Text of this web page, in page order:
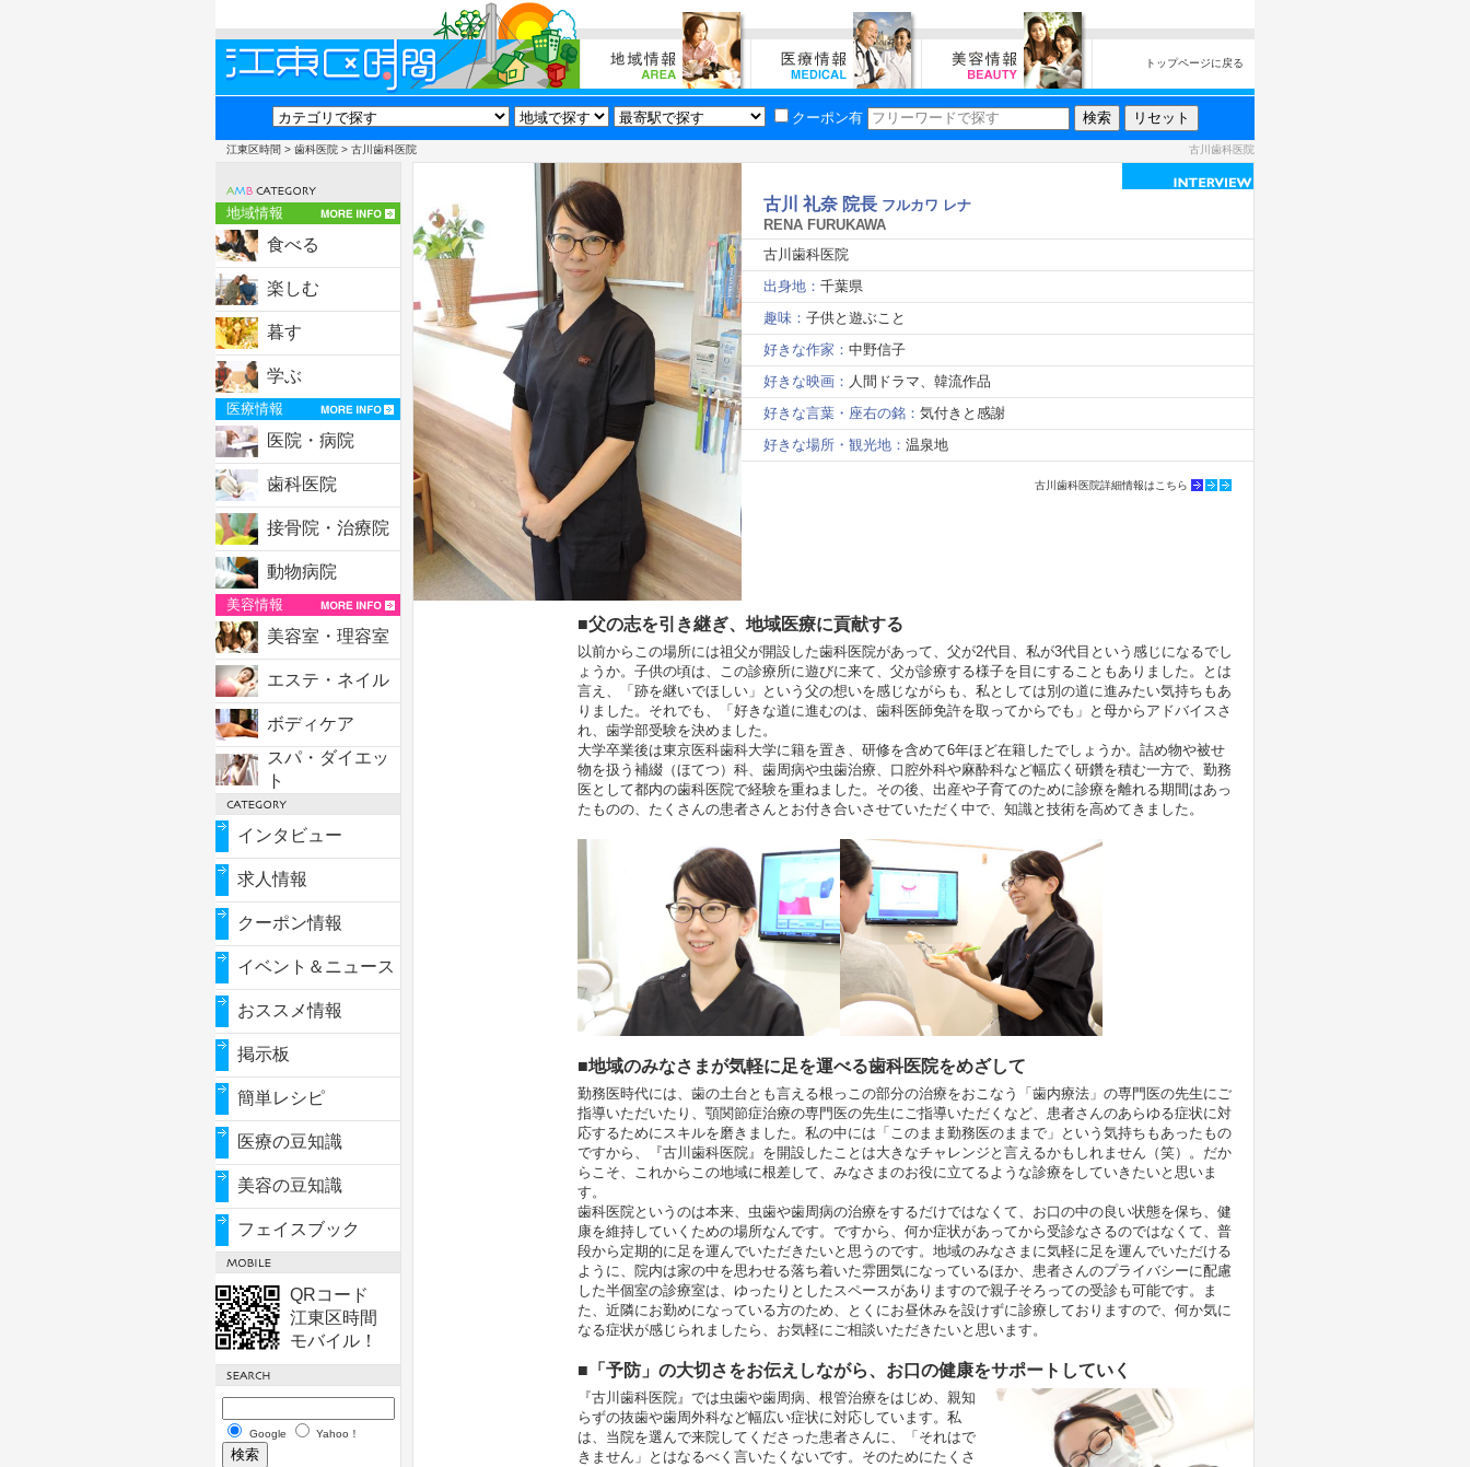
トップページに戻る
クーポン有
江東区時間 > 歯科医院 > 古川歯科医院 古川歯科医院
地域情報
食べる
楽しむ
暮す
学ぶ
医療情報
医院・病院
歯科医院
接骨院・治療院
動物病院
美容情報
美容室・理容室
エステ・ネイル
ボディケア
スパ・ダイエッ
ト
インタビュー
求人情報
クーポン情報
イベント＆ニュース
おススメ情報
掲示板
簡単レシピ
医療の豆知識
美容の豆知識
フェイスブック
QRコード
江東区時間
モバイル！
Google Yahoo！
古川 礼奈 院長 フルカワ レナ
RENA FURUKAWA
古川歯科医院
出身地： 千葉県
趣味： 子供と遊ぶこと
好きな作家： 中野信子
好きな映画： 人間ドラマ、韓流作品
好きな言葉・座右の銘： 気付きと感謝
好きな場所・観光地： 温泉地
古川歯科医院詳細情報はこちら
■父の志を引き継ぎ、地域医療に貢献する
以前からこの場所には祖父が開設した歯科医院があって、父が2代目、私が3代目という感じになるでし
ょうか。子供の頃は、この診療所に遊びに来て、父が診療する様子を目にすることもありました。とは
言え、「跡を継いでほしい」という父の想いを感じながらも、私としては別の道に進みたい気持ちもあ
りました。それでも、「好きな道に進むのは、歯科医師免許を取ってからでも」と母からアドバイスさ
れ、歯学部受験を決めました。
大学卒業後は東京医科歯科大学に籍を置き、研修を含めて6年ほど在籍したでしょうか。詰め物や被せ
物を扱う補綴（ほてつ）科、歯周病や虫歯治療、口腔外科や麻酔科など幅広く研鑽を積む一方で、勤務
医として都内の歯科医院で経験を重ねました。その後、出産や子育てのために診療を離れる期間はあっ
たものの、たくさんの患者さんとお付き合いさせていただく中で、知識と技術を高めてきました。
■地域のみなさまが気軽に足を運べる歯科医院をめざして
勤務医時代には、歯の土台とも言える根っこの部分の治療をおこなう「歯内療法」の専門医の先生にご
指導いただいたり、顎関節症治療の専門医の先生にご指導いただくなど、患者さんのあらゆる症状に対
応するためにスキルを磨きました。私の中には「このまま勤務医のままで」という気持ちもあったもの
ですから、『古川歯科医院』を開設したことは大きなチャレンジと言えるかもしれません（笑）。だか
らこそ、これからこの地域に根差して、みなさまのお役に立てるような診療をしていきたいと思いま
す。
歯科医院というのは本来、虫歯や歯周病の治療をするだけではなくて、お口の中の良い状態を保ち、健
康を維持していくための場所なんです。ですから、何か症状があってから受診なさるのではなくて、普
段から定期的に足を運んでいただきたいと思うのです。地域のみなさまに気軽に足を運んでいただける
ように、院内は家の中を思わせる落ち着いた雰囲気になっているほか、患者さんのプライバシーに配慮
した半個室の診療室は、ゆったりとしたスペースがありますので親子そろっての受診も可能です。ま
た、近隣にお勤めになっている方のため、とくにお昼休みを設けずに診療しておりますので、何か気に
なる症状が感じられましたら、お気軽にご相談いただきたいと思います。
■「予防」の大切さをお伝えしながら、お口の健康をサポートしていく
『古川歯科医院』では虫歯や歯周病、根管治療をはじめ、親知
らずの抜歯や歯周外科など幅広い症状に対応しています。私
は、当院を選んで来院してくださった患者さんに、「それはで
きません」とはなるべく言いたくないです。そのためにたくさ